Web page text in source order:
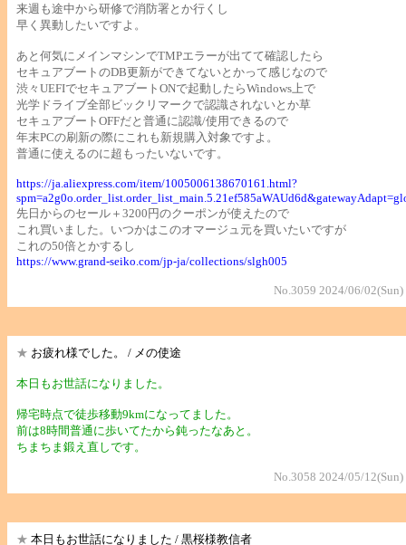
来週も途中から研修で消防署とか行くし
早く異動したいですよ。
あと何気にメインマシンでTMPエラーが出てて確認したら
セキュアブートのDB更新ができてないとかって感じなので
渋々UEFIでセキュアブートONで起動したらWindows上で
光学ドライブ全部ビックリマークで認識されないとか草
セキュアブートOFFだと普通に認識/使用できるので
年末PCの刷新の際にこれも新規購入対象ですよ。
普通に使えるのに超もったいないです。
https://ja.aliexpress.com/item/1005006138670161.html?
先日からのセール＋3200円のクーポンが使えたので
これ買いました。いつかはこのオマージュ元を買いたいですが
これの50倍とかするし
https://www.grand-seiko.com/jp-ja/collections/slgh005
No.3059 2024/06/
★ お疲れ様でした。 / メの使途
本日もお世話になりました。
帰宅時点で徒歩移動9kmになってました。
前は8時間普通に歩いてたから鈍ったなあと。
ちまちま鍛え直しです。
No.3058 2024/05/
★ 本日もお世話になりました / 黒桜様教信者